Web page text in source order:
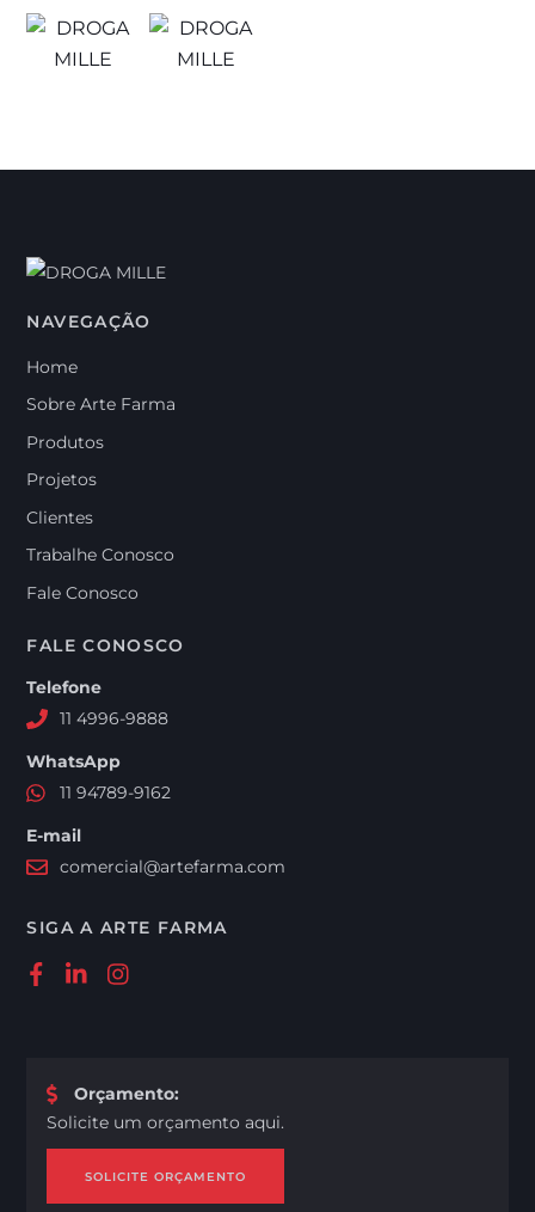
NAVEGAÇÃO
Home
Sobre Arte Farma
Produtos
Projetos
Clientes
Trabalhe Conosco
Fale Conosco
FALE CONOSCO
Telefone
11 4996-9888
WhatsApp
11 94789-9162
E-mail
comercial@artefarma.com
SIGA A ARTE FARMA
Orçamento:
Solicite um orçamento aqui.
SOLICITE ORÇAMENTO